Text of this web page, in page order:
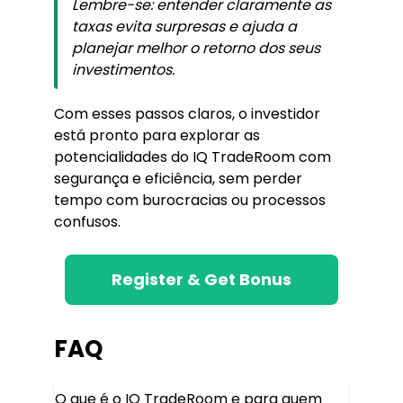
Lembre-se: entender claramente as
taxas evita surpresas e ajuda a
planejar melhor o retorno dos seus
investimentos.
Com esses passos claros, o investidor
está pronto para explorar as
potencialidades do IQ TradeRoom com
segurança e eficiência, sem perder
tempo com burocracias ou processos
confusos.
Register & Get Bonus
FAQ